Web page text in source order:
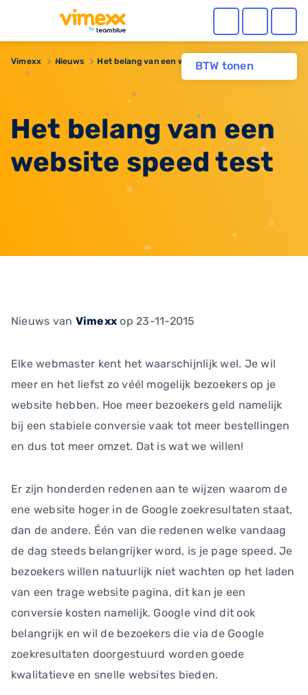
BTW tonen
Vimexx Nieuws Het belang van een website speed test
Het belang van een
website speed test
Nieuws van Vimexx op 23-11-2015
Elke webmaster kent het waarschijnlijk wel. Je wil
meer en het liefst zo véél mogelijk bezoekers op je
website hebben. Hoe meer bezoekers geld namelijk
bij een stabiele conversie vaak tot meer bestellingen
en dus tot meer omzet. Dat is wat we willen!
Er zijn honderden redenen aan te wijzen waarom de
ene website hoger in de Google zoekresultaten staat,
dan de andere. Één van die redenen welke vandaag
de dag steeds belangrijker word, is je page speed. Je
bezoekers willen natuurlijk niet wachten op het laden
van een trage website pagina, dit kan je een
conversie kosten namelijk. Google vind dit ook
belangrijk en wil de bezoekers die via de Google
zoekresultaten doorgestuurd worden goede
kwalitatieve en snelle websites bieden.